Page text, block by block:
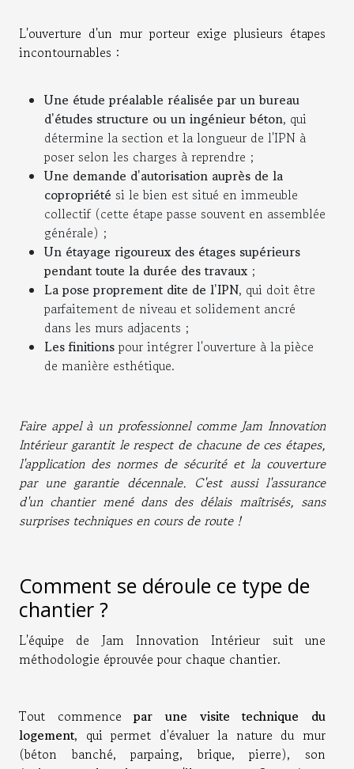
L'ouverture d'un mur porteur exige plusieurs étapes
incontournables :
Une étude préalable réalisée par un bureau
d'études structure ou un ingénieur béton, qui
détermine la section et la longueur de l'IPN à
poser selon les charges à reprendre ;
Une demande d'autorisation auprès de la
copropriété si le bien est situé en immeuble
collectif (cette étape passe souvent en assemblée
générale) ;
Un étayage rigoureux des étages supérieurs
pendant toute la durée des travaux ;
La pose proprement dite de l'IPN, qui doit être
parfaitement de niveau et solidement ancré
dans les murs adjacents ;
Les finitions pour intégrer l'ouverture à la pièce
de manière esthétique.
Faire appel à un professionnel comme Jam Innovation
Intérieur garantit le respect de chacune de ces étapes,
l'application des normes de sécurité et la couverture
par une garantie décennale. C'est aussi l'assurance
d'un chantier mené dans des délais maîtrisés, sans
surprises techniques en cours de route !
Comment se déroule ce type de
chantier ?
L'équipe de Jam Innovation Intérieur suit une
méthodologie éprouvée pour chaque chantier.
Tout commencepar une visite technique du
logement, qui permet d'évaluer la nature du mur
(béton banché, parpaing, brique, pierre), son